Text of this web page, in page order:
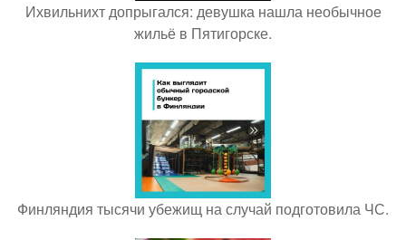
Ихвильнихт допрыгался: девушка нашла необычное
жильё в Пятигорске.
Финляндия тысячи убежищ на случай подготовила ЧС.